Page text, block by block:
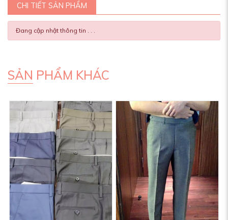
CHI TIẾT SẢN PHẨM
Đang cập nhật thông tin . . .
SẢN PHẨM KHÁC